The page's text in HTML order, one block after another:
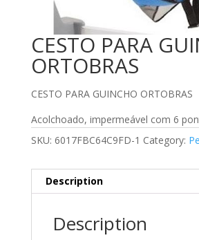
CESTO PARA
ORTOBRAS
CESTO PARA GUINCHO ORTOBRAS
Acolchoado, impermeável com 6
SKU: 6017FBC64C9FD-1 Category:
Description
Description